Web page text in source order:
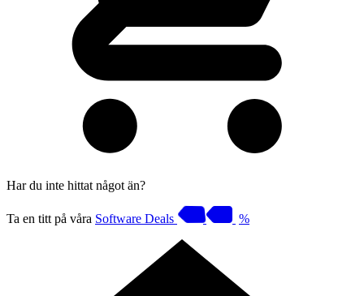
Har du inte hittat något än?
Ta en titt på våra Software Deals %